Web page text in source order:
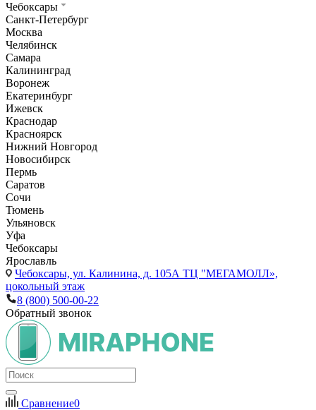
Чебоксары
Санкт-Петербург
Москва
Челябинск
Самара
Калининград
Воронеж
Екатеринбург
Ижевск
Краснодар
Красноярск
Нижний Новгород
Новосибирск
Пермь
Саратов
Сочи
Тюмень
Ульяновск
Уфа
Чебоксары
Ярославль
Чебоксары, ул. Калинина, д. 105А ТЦ "МЕГАМОЛЛ»,
цокольный этаж
8 (800) 500-00-22
Обратный звонок
Сравнение0